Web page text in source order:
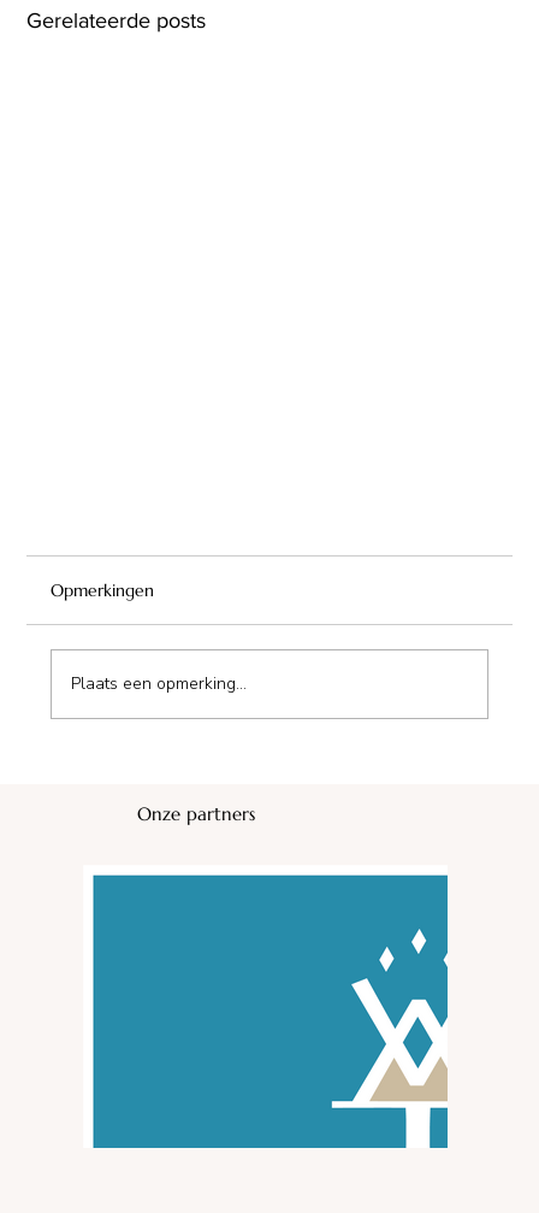
Gerelateerde posts
Camping L'Avena*** Vacances André Trigano
Opmerkingen
Plaats een opmerking...
Onze partners